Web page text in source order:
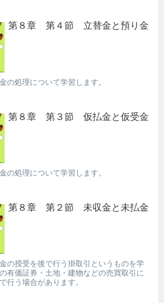
第８章 第４節 立替金と預り金
の処理について学習します。
第８章 第３節 仮払金と仮受金
の処理について学習します。
第８章 第２節 未収金と未払金
の授受を後で行う掛取引というものを学
有価証券・土地・建物などの売買取引に
行う場合があります。